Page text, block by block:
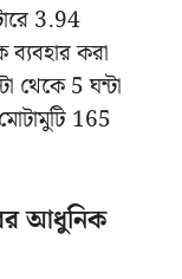
3.94
ব্যবহার করা
থেকে 5 ঘন্টা
165
আধুনিক